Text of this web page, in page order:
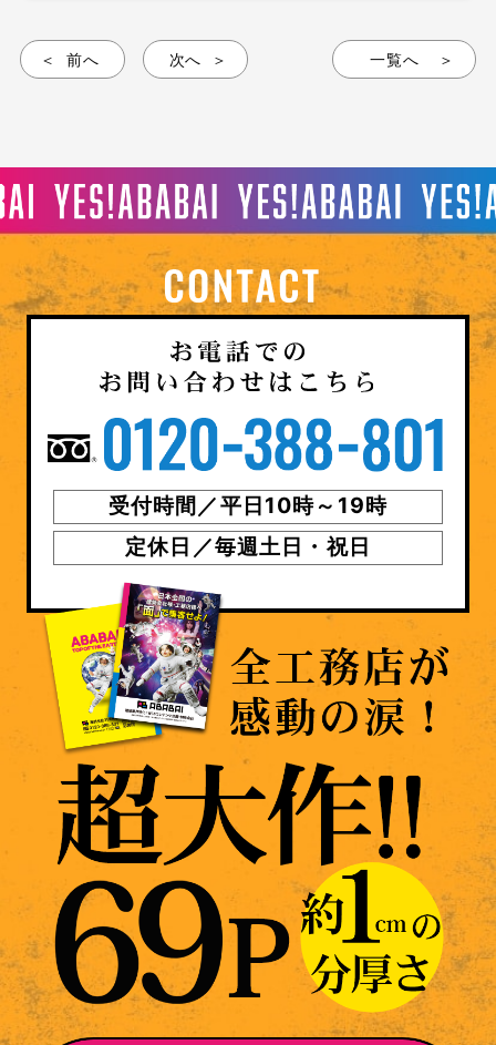
一覧へ
前へ 次へ
受付時間／平日10時～19時
定休日／毎週土日・祝日